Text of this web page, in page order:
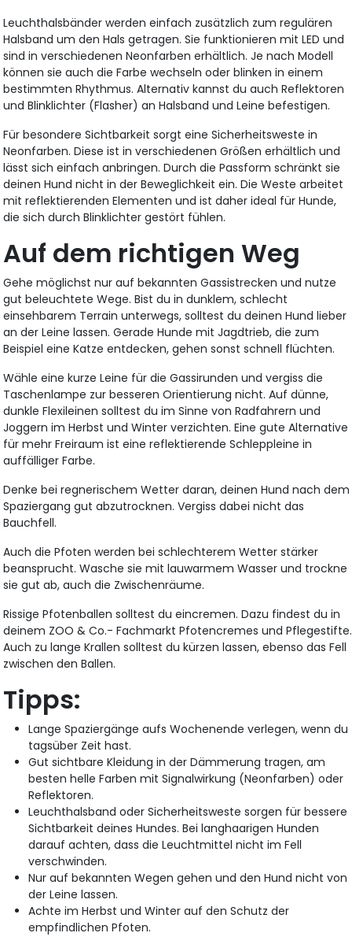
Leuchthalsbänder werden einfach zusätzlich zum regulären
Halsband um den Hals getragen. Sie funktionieren mit LED und
sind in verschiedenen Neonfarben erhältlich. Je nach Modell
können sie auch die Farbe wechseln oder blinken in einem
bestimmten Rhythmus. Alternativ kannst du auch Reflektoren
und Blinklichter (Flasher) an Halsband und Leine befestigen.
Für besondere Sichtbarkeit sorgt eine Sicherheitsweste in
Neonfarben. Diese ist in verschiedenen Größen erhältlich und
lässt sich einfach anbringen. Durch die Passform schränkt sie
deinen Hund nicht in der Beweglichkeit ein. Die Weste arbeitet
mit reflektierenden Elementen und ist daher ideal für Hunde,
die sich durch Blinklichter gestört fühlen.
Auf dem richtigen Weg
Gehe möglichst nur auf bekannten Gassistrecken und nutze
gut beleuchtete Wege. Bist du in dunklem, schlecht
einsehbarem Terrain unterwegs, solltest du deinen Hund lieber
an der Leine lassen. Gerade Hunde mit Jagdtrieb, die zum
Beispiel eine Katze entdecken, gehen sonst schnell flüchten.
Wähle eine kurze Leine für die Gassirunden und vergiss die
Taschenlampe zur besseren Orientierung nicht. Auf dünne,
dunkle Flexileinen solltest du im Sinne von Radfahrern und
Joggern im Herbst und Winter verzichten. Eine gute Alternative
für mehr Freiraum ist eine reflektierende Schleppleine in
auffälliger Farbe.
Denke bei regnerischem Wetter daran, deinen Hund nach dem
Spaziergang gut abzutrocknen. Vergiss dabei nicht das
Bauchfell.
Auch die Pfoten werden bei schlechterem Wetter stärker
beansprucht. Wasche sie mit lauwarmem Wasser und trockne
sie gut ab, auch die Zwischenräume.
Rissige Pfotenballen solltest du eincremen. Dazu findest du in
deinem ZOO & Co.- Fachmarkt Pfotencremes und Pflegestifte.
Auch zu lange Krallen solltest du kürzen lassen, ebenso das Fell
zwischen den Ballen.
Tipps:
Lange Spaziergänge aufs Wochenende verlegen, wenn du
tagsüber Zeit hast.
Gut sichtbare Kleidung in der Dämmerung tragen, am
besten helle Farben mit Signalwirkung (Neonfarben) oder
Reflektoren.
Leuchthalsband oder Sicherheitsweste sorgen für bessere
Sichtbarkeit deines Hundes. Bei langhaarigen Hunden
darauf achten, dass die Leuchtmittel nicht im Fell
verschwinden.
Nur auf bekannten Wegen gehen und den Hund nicht von
der Leine lassen.
Achte im Herbst und Winter auf den Schutz der
empfindlichen Pfoten.